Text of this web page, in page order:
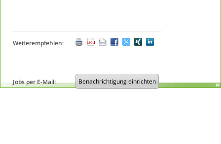
Weiterempfehlen:
Jobs per E-Mail: Benachrichtigung einrichten